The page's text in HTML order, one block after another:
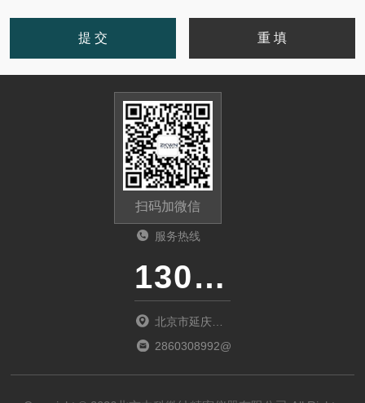
扫码加微信
服务热线
13011285763
北京市延庆区
中关村延庆园
2860308992@qq.com